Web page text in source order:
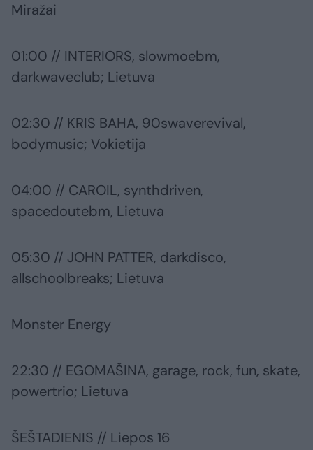
Miražai
01:00 // INTERIORS, slowmoebm,
darkwaveclub; Lietuva
02:30 // KRIS BAHA, 90swaverevival,
bodymusic; Vokietija
04:00 // CAROIL, synthdriven,
spacedoutebm, Lietuva
05:30 // JOHN PATTER, darkdisco,
allschoolbreaks; Lietuva
Monster Energy
22:30 // EGOMAŠINA, garage, rock, fun, skate,
powertrio; Lietuva
ŠEŠTADIENIS // Liepos 16